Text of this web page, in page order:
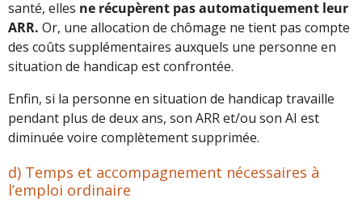
santé, elles ne récupèrent pas automatiquement leur
ARR. Or, une allocation de chômage ne tient pas compte
des coûts supplémentaires auxquels une personne en
situation de handicap est confrontée.
Enfin, si la personne en situation de handicap travaille
pendant plus de deux ans, son ARR et/ou son AI est
diminuée voire complètement supprimée.
d) Temps et accompagnement nécessaires à
l’emploi ordinaire